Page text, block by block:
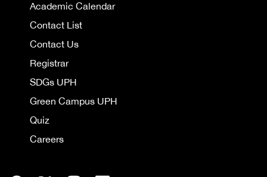
Academic Calendar
Contact List
Contact Us
Registrar
SDGs UPH
Green Campus UPH
Quiz
Careers